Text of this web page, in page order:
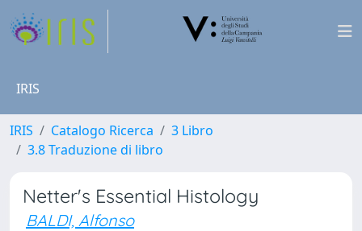
IRIS
IRIS Catalogo Ricerca
3 Libro
3.8 Traduzione di libro
Netter's Essential Histology
BALDI, Alfonso